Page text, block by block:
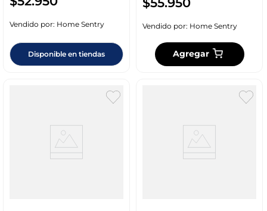
Vendido por: Home Sentry
Disponible en tiendas
Vendido por: Home Sentry
Agregar